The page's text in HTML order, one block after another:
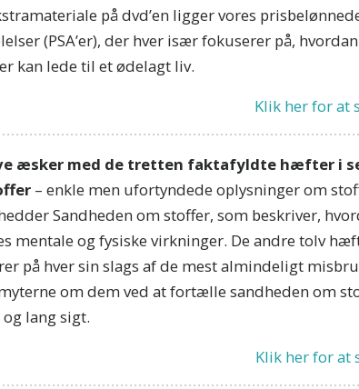
på dvd’en ligger vores
(PSA’er), der hver især fokuserer på,
kan lede til et ødelagt liv.
Klik her for at
æsker med de tretten faktafyldte hæfter i
– enkle men ufortyndede oplysninger om
Sandheden om stoffer, som beskriver,
mentale og fysiske virkninger. De andre tolv
på hver sin slags af de mest almindeligt
om dem ved at fortælle sandheden om
lang sigt.
Klik her for at